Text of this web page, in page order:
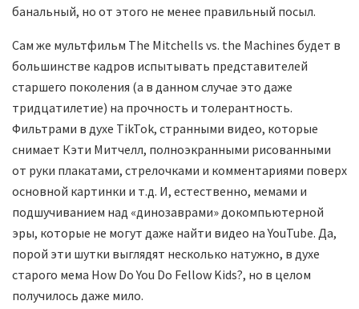
банальный, но от этого не менее правильный посыл.
Сам же мультфильм The Mitchells vs. the Machines будет в
большинстве кадров испытывать представителей
старшего поколения (а в данном случае это даже
тридцатилетие) на прочность и толерантность.
Фильтрами в духе TikTok, странными видео, которые
снимает Кэти Митчелл, полноэкранными рисованными
от руки плакатами, стрелочками и комментариями поверх
основной картинки и т.д. И, естественно, мемами и
подшучиванием над «динозаврами» докомпьютерной
эры, которые не могут даже найти видео на YouTube. Да,
порой эти шутки выглядят несколько натужно, в духе
старого мема How Do You Do Fellow Kids?, но в целом
получилось даже мило.